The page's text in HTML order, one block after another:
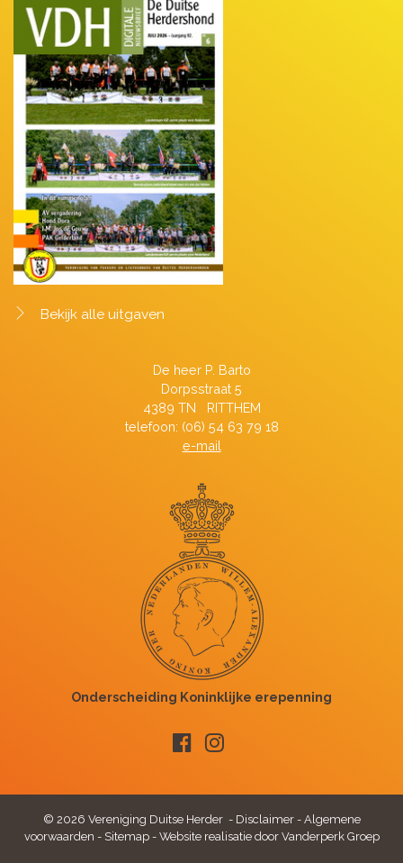
Bekijk alle uitgaven
De heer P. Barto
Dorpsstraat 5
4389 TN RITTHEM
telefoon: (06) 54 63 79 18
e-mail
© 2026 Vereniging Duitse Herder - Disclaimer- Algemene
voorwaarden - Sitemap- Website realisatie door Vanderperk Groep